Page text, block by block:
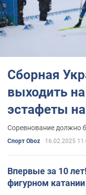
Сборная
выходить
эстафеты
Соревнование должно
Спорт Oboz 16.02.2025
Впервые за 10
фигурном